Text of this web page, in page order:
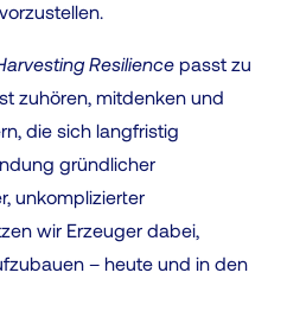
Resilience passt zu
zuhören, mitdenken und
die sich langfristig
gründlicher
unkomplizierter
wir Erzeuger dabei,
– heute und in den